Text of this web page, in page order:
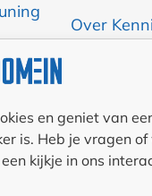
en geniet van
is. Heb je vragen
kijkje in ons
Over
RSS &
Auteurs